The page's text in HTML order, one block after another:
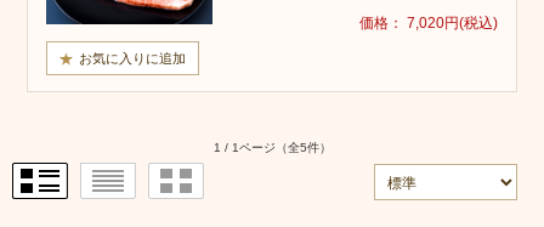
価格： 7,020円(税込)
1 / 1ページ （全5件）